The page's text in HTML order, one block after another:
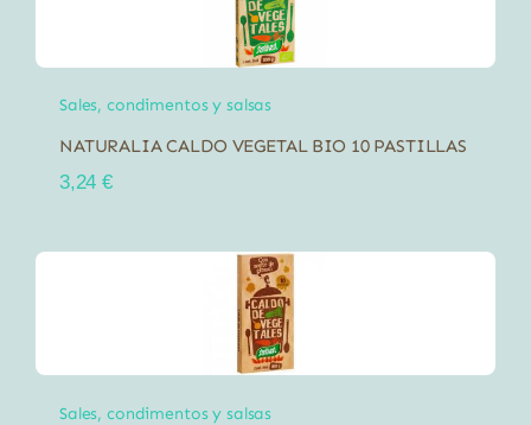
Sales, condimentos y salsas
NATURALIA CALDO VEGETAL BIO 10 PASTILLAS
3,24€
Sales, condimentos y salsas